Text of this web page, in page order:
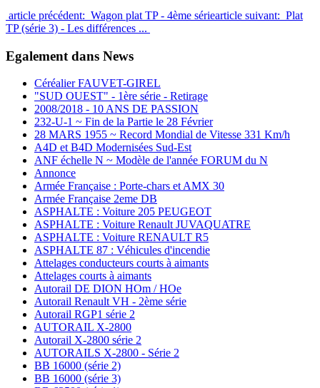
article précédent: Wagon plat TP - 4ème sériearticle suivant: Plat
TP (série 3) - Les différences ...
Egalement dans News
Céréalier FAUVET-GIREL
"SUD OUEST" - 1ère série - Retirage
2008/2018 - 10 ANS DE PASSION
232-U-1 ~ Fin de la Partie le 28 Février
28 MARS 1955 ~ Record Mondial de Vitesse 331 Km/h
A4D et B4D Modernisées Sud-Est
ANF échelle N ~ Modèle de l'année FORUM du N
Annonce
Armée Française : Porte-chars et AMX 30
Armée Française 2eme DB
ASPHALTE : Voiture 205 PEUGEOT
ASPHALTE : Voiture Renault JUVAQUATRE
ASPHALTE : Voiture RENAULT R5
ASPHALTE 87 : Véhicules d'incendie
Attelages conducteurs courts à aimants
Attelages courts à aimants
Autorail DE DION HOm / HOe
Autorail Renault VH - 2ème série
Autorail RGP1 série 2
AUTORAIL X-2800
Autorail X-2800 série 2
AUTORAILS X-2800 - Série 2
BB 16000 (série 2)
BB 16000 (série 3)